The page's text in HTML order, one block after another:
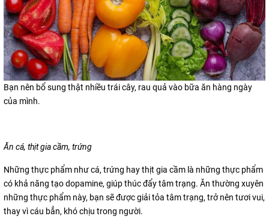
Bạn nên bổ sung thật nhiều trái cây, rau quả vào bữa ăn hàng ngày
của mình.
Ăn cá, thịt gia cầm, trứng
Những thực phẩm như cá, trứng hay thịt gia cầm là những thực phẩm
có khả năng tạo dopamine, giúp thúc đẩy tâm trạng. Ăn thường xuyên
những thực phẩm này, bạn sẽ được giải tỏa tâm trạng, trở nên tươi vui,
thay vì cáu bẳn, khó chịu trong người.